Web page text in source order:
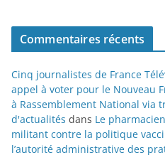
Commentaires récents
Cinq journalistes de France
appel à voter pour le Nouveau
à Rassemblement National via
d'actualités dans Le
militant contre la politique
l’autorité administrative des